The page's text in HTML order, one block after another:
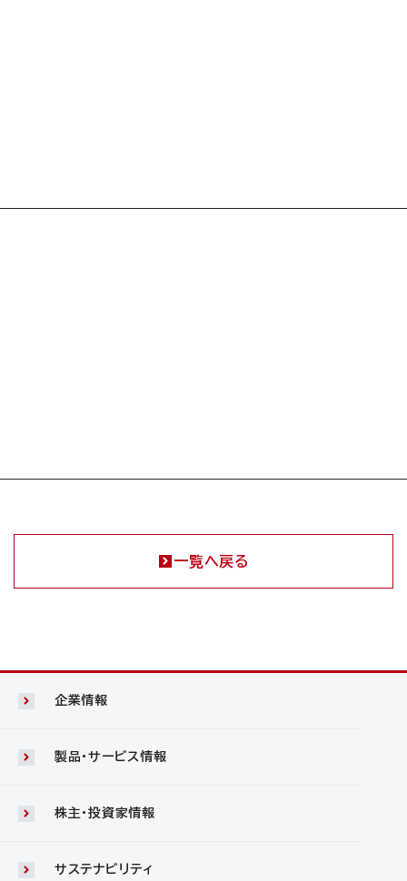
一覧へ戻る
企業情報
製品・サービス情報
株主・投資家情報
サステナビリティ